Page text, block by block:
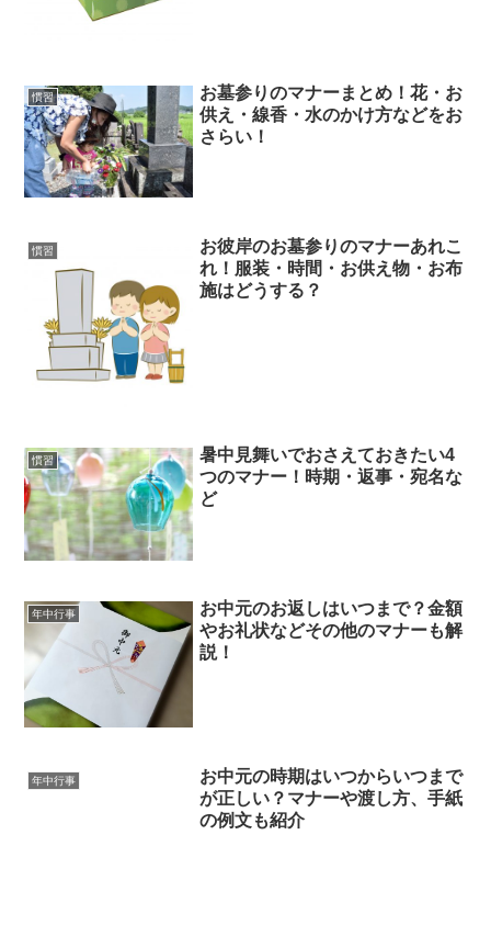
慣習
お墓参りのマナーまとめ！花・お
供え・線香・水のかけ方などをお
さらい！
慣習
お彼岸のお墓参りのマナーあれこ
れ！服装・時間・お供え物・お布
施はどうする？
慣習
暑中見舞いでおさえておきたい4
つのマナー！時期・返事・宛名な
ど
年中行事
お中元のお返しはいつまで？金額
やお礼状などその他のマナーも解
説！
年中行事
お中元の時期はいつからいつまで
が正しい？マナーや渡し方、手紙
の例文も紹介